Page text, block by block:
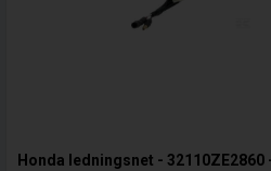
Honda ledningsnet - 32110ZE2860